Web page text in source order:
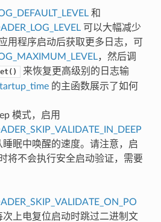
和
可以大幅减少
用程序启动后获取更多日志，可
，然后调
来恢复更高级别的日志输
的主函数展示了如何
模式，启用
睡眠中唤醒的速度。请注意，启
将不会执行安全启动验证，需要
次上电复位启动时跳过二进制文